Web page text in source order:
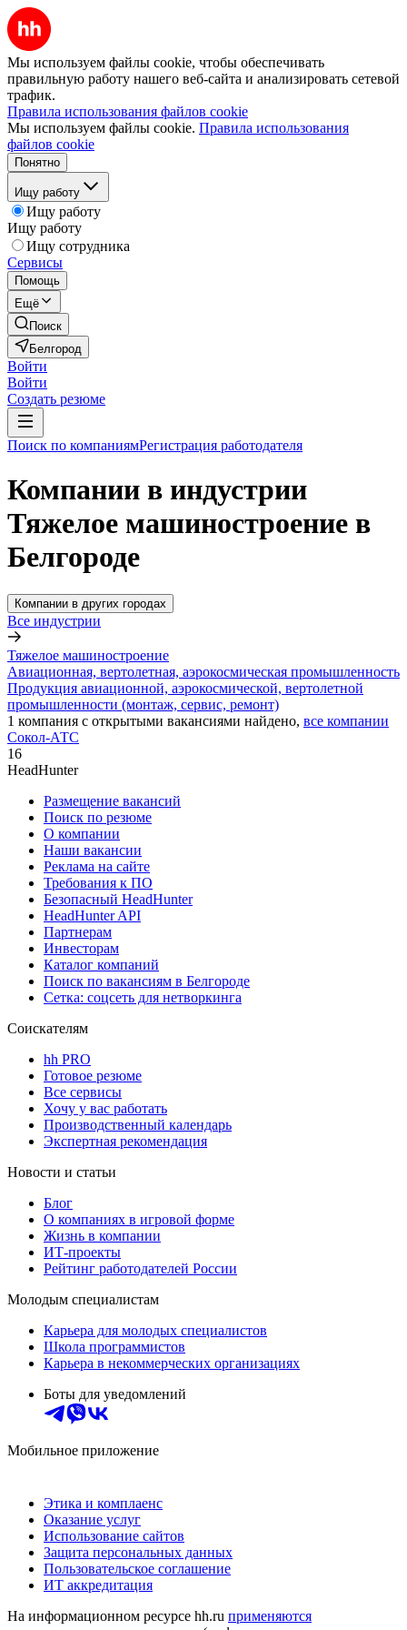
Мы используем файлы cookie, чтобы обеспечивать
правильную работу нашего веб-сайта и анализировать сетевой
трафик.
Правила использования файлов cookie
Мы используем файлы cookie. Правила использования
файлов cookie
Понятно
Ищу работу
Ищу работу
Ищу работу
Ищу сотрудника
Сервисы
Помощь
Ещё
Поиск
Белгород
Войти
Войти
Создать резюме
Поиск по компаниямРегистрация работодателя
Компании в индустрии
Тяжелое машиностроение в
Белгороде
Компании в других городах
Все индустрии
Тяжелое машиностроение
Авиационная, вертолетная, аэрокосмическая промышленность
Продукция авиационной, аэрокосмической, вертолетной
промышленности (монтаж, сервис, ремонт)
1 компания с открытыми вакансиями найдено, все компании
Сокол-АТС
16
HeadHunter
Размещение вакансий
Поиск по резюме
О компании
Наши вакансии
Реклама на сайте
Требования к ПО
Безопасный HeadHunter
HeadHunter API
Партнерам
Инвесторам
Каталог компаний
Поиск по вакансиям в Белгороде
Сетка: соцсеть для нетворкинга
Соискателям
hh PRO
Готовое резюме
Все сервисы
Хочу у вас работать
Производственный календарь
Экспертная рекомендация
Новости и статьи
Блог
О компаниях в игровой форме
Жизнь в компании
ИТ-проекты
Рейтинг работодателей России
Молодым специалистам
Карьера для молодых специалистов
Школа программистов
Карьера в некоммерческих организациях
Боты для уведомлений
Мобильное приложение
Этика и комплаенс
Оказание услуг
Использование сайтов
Защита персональных данных
Пользовательское соглашение
ИТ аккредитация
На информационном ресурсе hh.ru применяются